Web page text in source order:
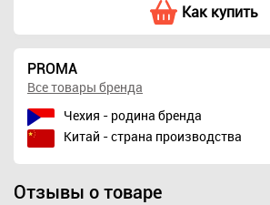
Как купить
PROMA
Все товары бренда
Чехия - родина бренда
Китай - страна производства
Отзывы о товаре